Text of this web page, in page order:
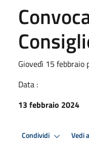
Giovedì 15 febbraio
Data :
13 febbraio 2024
Condividi Vedi